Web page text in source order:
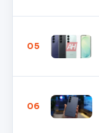
05
06